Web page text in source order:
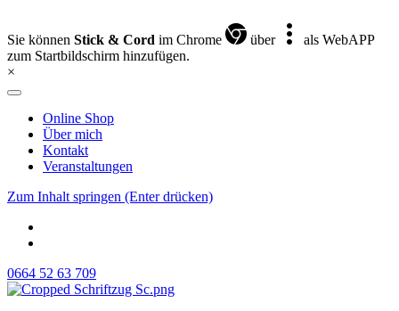
Sie können Stick & Cord im Chrome über
als WebAPP
zum Startbildschirm hinzufügen.
×
Online Shop
Über mich
Kontakt
Veranstaltungen
Zum Inhalt springen (Enter drücken)
0664 52 63 709